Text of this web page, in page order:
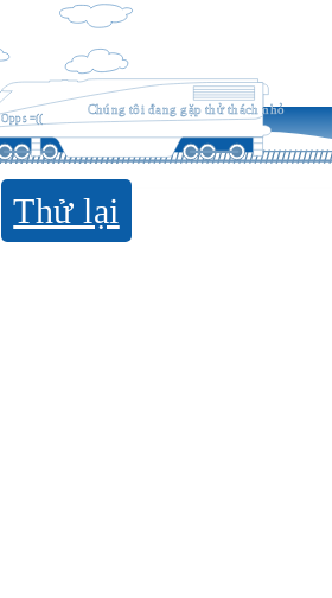
Opps =((
Chúng tôi đang gặp thử thách nhỏ
Thử lại